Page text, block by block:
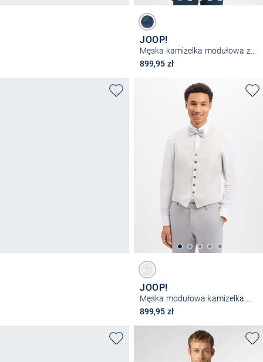
JOOP!
Męska kamizelka modułowa z zawartością wełny - Weazer
899,95 zł
JOOP!
899,95 zł